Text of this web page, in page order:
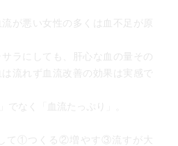
が悪い女性の多くは血不足が原
ラにしても、肝心な血の量その
流れず血流改善の効果は実感で
でなく「血流たっぷり」。
て①つくる②増やす③流すが大